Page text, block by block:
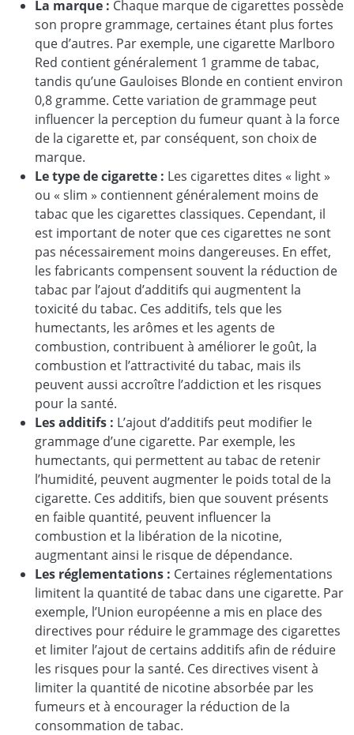
La marque : Chaque marque de cigarettes possède
son propre grammage, certaines étant plus fortes
que d’autres. Par exemple, une cigarette Marlboro
Red contient généralement 1 gramme de tabac,
tandis qu’une Gauloises Blonde en contient environ
0,8 gramme. Cette variation de grammage peut
influencer la perception du fumeur quant à la force
de la cigarette et, par conséquent, son choix de
marque.
Le type de cigarette : Les cigarettes dites « light »
ou « slim » contiennent généralement moins de
tabac que les cigarettes classiques. Cependant, il
est important de noter que ces cigarettes ne sont
pas nécessairement moins dangereuses. En effet,
les fabricants compensent souvent la réduction de
tabac par l’ajout d’additifs qui augmentent la
toxicité du tabac. Ces additifs, tels que les
humectants, les arômes et les agents de
combustion, contribuent à améliorer le goût, la
combustion et l’attractivité du tabac, mais ils
peuvent aussi accroître l’addiction et les risques
pour la santé.
Les additifs : L’ajout d’additifs peut modifier le
grammage d’une cigarette. Par exemple, les
humectants, qui permettent au tabac de retenir
l’humidité, peuvent augmenter le poids total de la
cigarette. Ces additifs, bien que souvent présents
en faible quantité, peuvent influencer la
combustion et la libération de la nicotine,
augmentant ainsi le risque de dépendance.
Les réglementations : Certaines réglementations
limitent la quantité de tabac dans une cigarette. Par
exemple, l’Union européenne a mis en place des
directives pour réduire le grammage des cigarettes
et limiter l’ajout de certains additifs afin de réduire
les risques pour la santé. Ces directives visent à
limiter la quantité de nicotine absorbée par les
fumeurs et à encourager la réduction de la
consommation de tabac.